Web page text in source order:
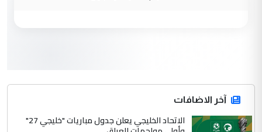
جنسية الرافد الثالث للعراق ومن اصول عريقة
ابا فرات ...
الموضوع :
الجواهري يرد على صدام حسين سل
آخر الاضافات
الاتحاد الخليجي يعلن جدول مباريات "خليجي 27"